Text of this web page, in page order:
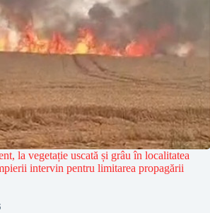
la vegetație uscată și grâu în localitatea
intervin pentru limitarea propagării